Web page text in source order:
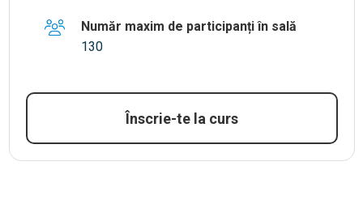
Număr maxim de participanți în sală
130
Înscrie-te la curs